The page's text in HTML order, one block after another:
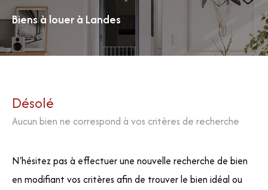
Biens à louer à Landes
Désolé
Aucun bien ne correspond à vos critères de recherche
N'hésitez pas à effectuer une nouvelle recherche de bien
en modifiant vos critères afin de trouver le bien idéal ou